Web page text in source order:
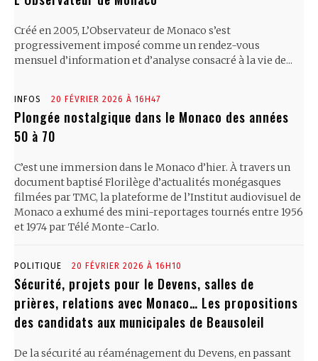
Créé en 2005, L’Observateur de Monaco s’est
progressivement imposé comme un rendez-vous
mensuel d’information et d’analyse consacré à la vie de...
INFOS 20 FÉVRIER 2026 À 16H47
Plongée nostalgique dans le Monaco des années
50 à 70
C’est une immersion dans le Monaco d’hier. À travers un
document baptisé Florilège d’actualités monégasques
filmées par TMC, la plateforme de l’Institut audiovisuel de
Monaco a exhumé des mini-reportages tournés entre 1956
et 1974 par Télé Monte-Carlo.
POLITIQUE 20 FÉVRIER 2026 À 16H10
Sécurité, projets pour le Devens, salles de
prières, relations avec Monaco… Les propositions
des candidats aux municipales de Beausoleil
De la sécurité au réaménagement du Devens, en passant